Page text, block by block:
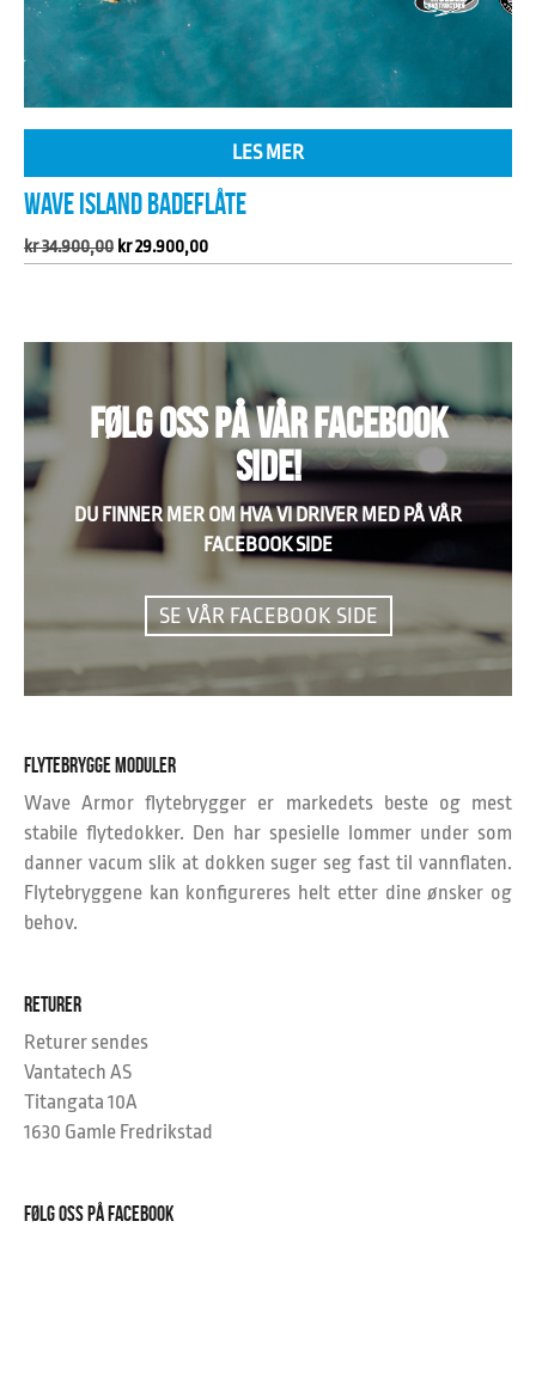
LES MER
WAVE ISLAND BADEFLÅTE
kr34.900,00 Opprinnelig
kr 34.900,00.
kr29.900,00Nåværende
kr 29.900,00.
FØLG OSS PÅ VÅR FACEBOOK
SIDE!
DU FINNER MER OM HVA VI DRIVER MED PÅ VÅR
FACEBOOK SIDE
SE VÅR FACEBOOK SIDE
FLYTEBRYGGE MODULER
Wave Armor flytebrygger er markedets beste og mest
stabile flytedokker. Den har spesielle lommer under som
danner vacum slik at dokken suger seg fast til vannflaten.
Flytebryggene kan konfigureres helt etter dine ønsker og
behov.
RETURER
Returer sendes
Vantatech AS
Titangata 10A
1630 Gamle Fredrikstad
FØLG OSS PÅ FACEBOOK